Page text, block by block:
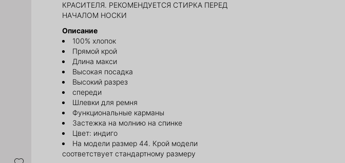
КРАСИТЕЛЯ. РЕКОМЕНДУЕТСЯ СТИРКА ПЕРЕД
НАЧАЛОМ НОСКИ
Описание
100% хлопок
Прямой крой
Длина макси
Высокая посадка
Высокий разрез
спереди
Шлевки для ремня
Функциональные карманы
Застежка на молнию на спинке
Цвет: индиго
На модели размер 44. Крой модели
соответствует стандартному размеру